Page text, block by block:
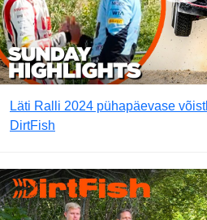
Läti Ralli 2024 pühapäevase
DirtFish